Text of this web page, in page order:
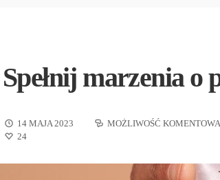
Spełnij marzenia o
14 MAJA 2023 MOŻLIWOŚĆ
24